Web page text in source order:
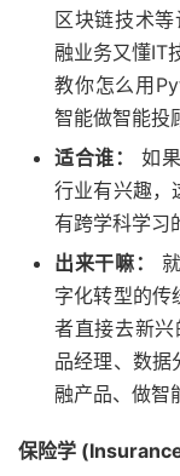
区块链技术
融业务又懂IT
教你怎么用
智能做智能投
适合谁：
如
行业有兴趣，
有跨学科学习
出来干嘛：
字化转型的传
者直接去新
品经理、数据
融产品、做智
保险学